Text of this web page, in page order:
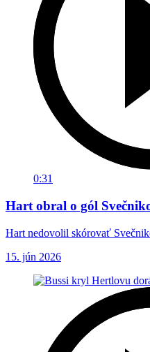
0:31
Hart obral o gól
Hart nedovolil skórovať
15. jún 2026